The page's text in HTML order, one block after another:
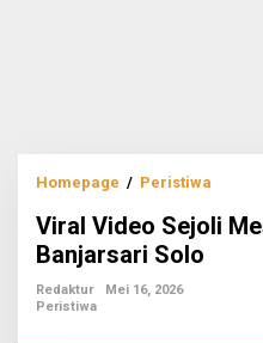
Homepage / Peristiwa
Sejoli
Viral Video Sejoli
Banjarsari Solo
Redaktur
Mei 16, 2026
Peristiwa